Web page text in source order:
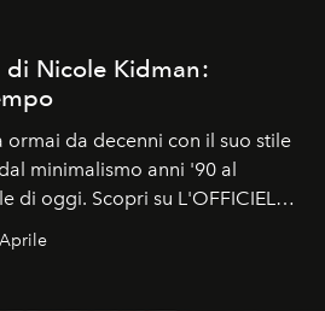
di Nicole Kidman:
ormai da decenni con il suo stile
minimalismo anni '90 al
di oggi. Scopri su L'OFFICIEL